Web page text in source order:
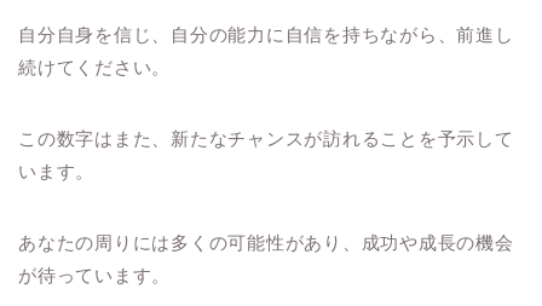
自分自身を信じ、自分の能力に自信を持ちながら、前進し
続けてください。
この数字はまた、新たなチャンスが訪れることを予示して
います。
あなたの周りには多くの可能性があり、成功や成長の機会
が待っています。